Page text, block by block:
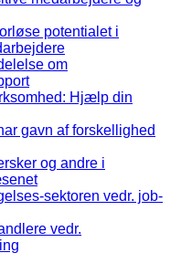
potentialet i
om
Hjælp din
gavn af forskellighed
og andre i
sektoren vedr. job-
vedr.